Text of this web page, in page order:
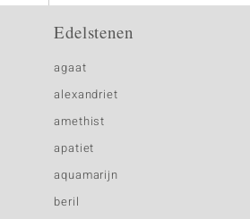
Edelstenen
agaat
alexandriet
amethist
apatiet
aquamarijn
beril